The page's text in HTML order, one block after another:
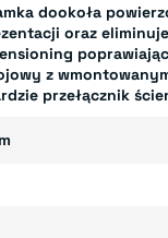
dookoła
oraz
z
przełącznik